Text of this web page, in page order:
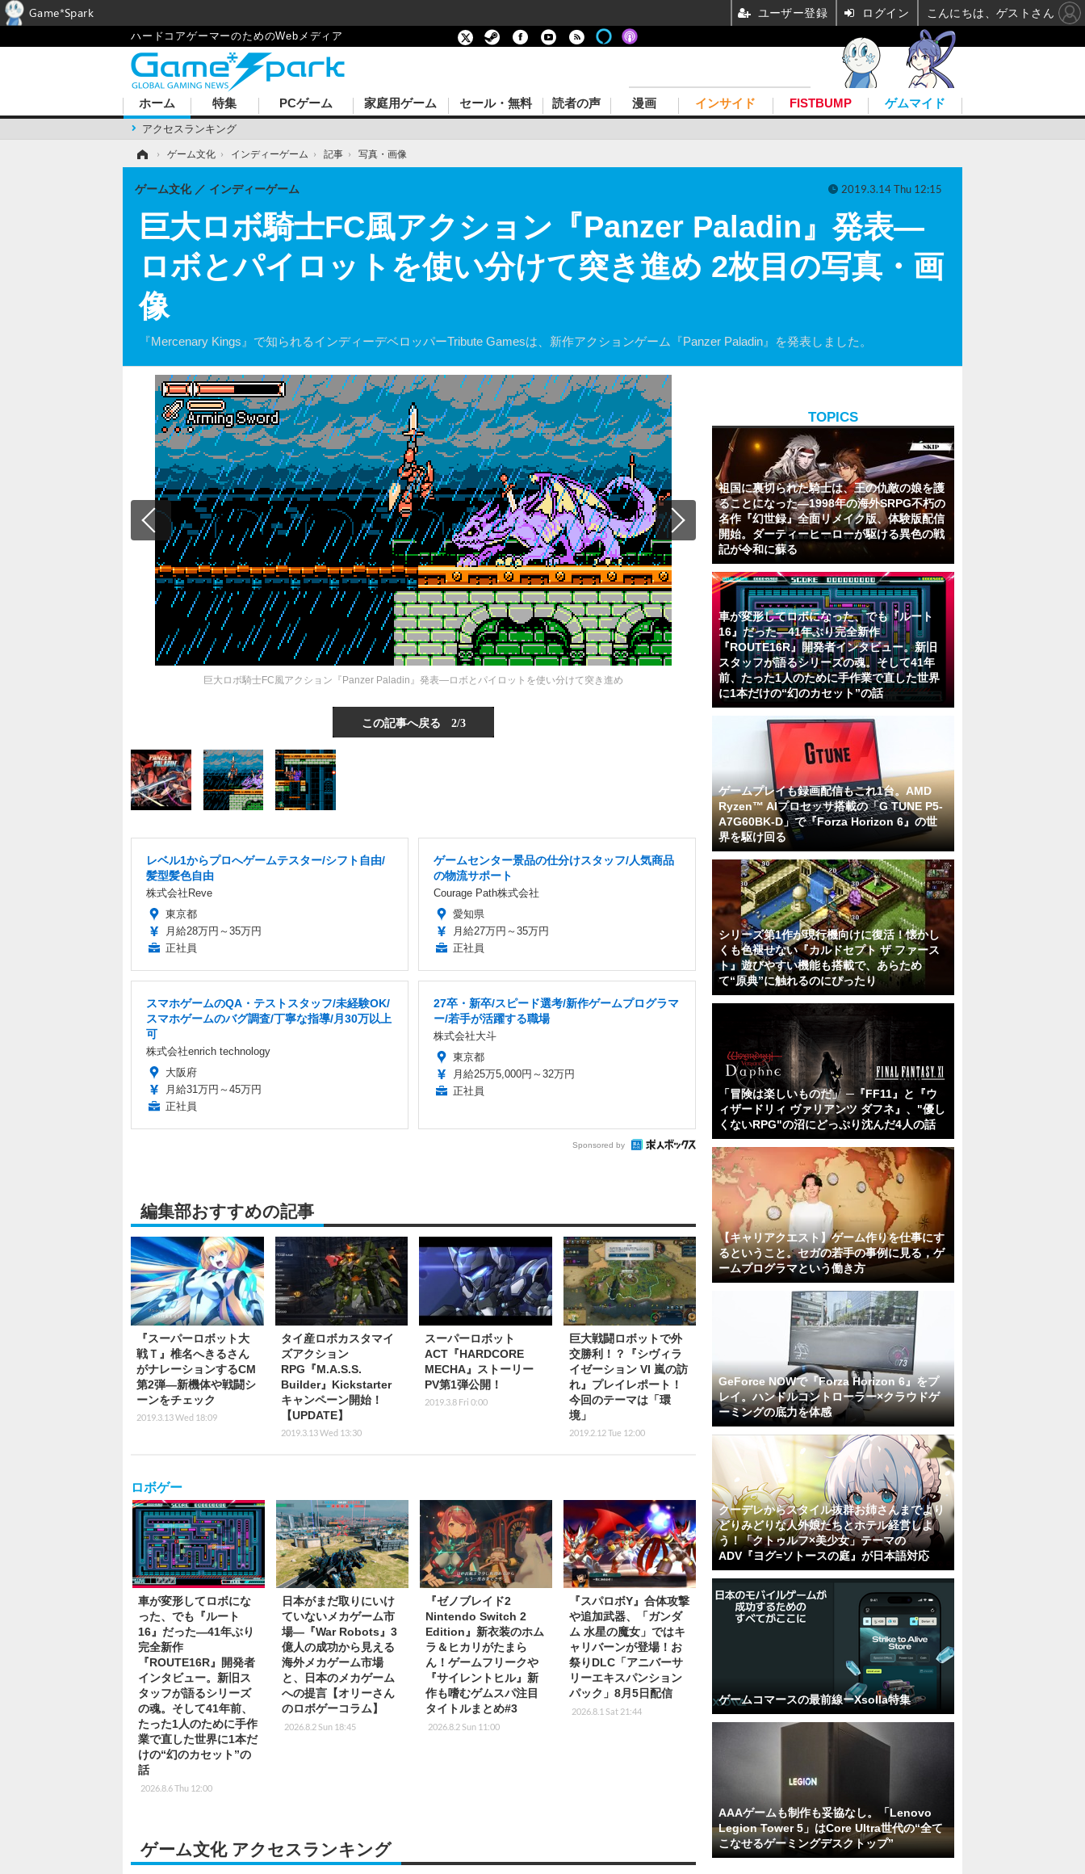
ハードコアゲーマーのためのWebメディア
ホーム
アクセスランキング
特集 PCゲーム 家庭用ゲーム セール・無料 読者の声 漫画 インサイド FISTBUMP ゲムマイド
› ゲーム文化 › インディーゲーム › 記事 › 写真・画像
巨大ロボ騎士FC風アクション『Panzer Paladin』発表―
ロボとパイロットを使い分けて突き進め 2枚目の写真・画
像
『Mercenary Kings』で知られるインディーデベロッパーTribute Gamesは、新作アクションゲーム『Panzer Paladin』を発表しました。
ゲーム文化 インディーゲーム 2019.3.14 Thu 12:15
巨大ロボ騎士FC風アクション『Panzer Paladin』発表―ロボとパイロットを使い分けて突き進め
この記事へ戻る 2/3
レベル1からプロへゲームテスター/シフト自由/
髪型髪色自由
株式会社Reve
東京都
月給28万円～35万円
正社員
ゲームセンター景品の仕分けスタッフ/人気商品
の物流サポート
Courage Path株式会社
愛知県
月給27万円～35万円
正社員
スマホゲームのQA・テストスタッフ/未経験OK/
スマホゲームのバグ調査/丁寧な指導/月30万以上
可
株式会社enrich technology
大阪府
月給31万円～45万円
正社員
27卒・新卒/スピード選考/新作ゲームプログラマ
ー/若手が活躍する職場
株式会社大斗
東京都
月給25万5,000円～32万円
正社員
Sponsored by
編集部おすすめの記事
『スーパーロボット大
戦Ｔ』椎名へきるさん
がナレーションするCM
第2弾―新機体や戦闘シ
ーンをチェック
2019.3.13 Wed 18:09
タイ産ロボカスタマイ
ズアクション
RPG『M.A.S.S.
Builder』Kickstarter
キャンペーン開始！
【UPDATE】
2019.3.13 Wed 13:30
スーパーロボット
ACT『HARDCORE
MECHA』ストーリー
PV第1弾公開！
2019.3.8 Fri 0:00
巨大戦闘ロボットで外
交勝利！？『シヴィラ
イゼーション VI 嵐の訪
れ』プレイレポート！
今回のテーマは「環
境」
2019.2.12 Tue 12:00
ロボゲー
車が変形してロボにな
った、でも『ルート
16』だった―41年ぶり
完全新作
『ROUTE16R』開発者
インタビュー。新旧ス
タッフが語るシリーズ
の魂。そして41年前、
たった1人のために手作
業で直した世界に1本だ
けの“幻のカセット”の
話
2026.8.6 Thu 12:00
日本がまだ取りにいけ
ていないメカゲーム市
場―『War Robots』3
億人の成功から見える
海外メカゲーム市場
と、日本のメカゲーム
への提言【オリーさん
のロボゲーコラム】
2026.8.2 Sun 18:45
『ゼノブレイド2
Nintendo Switch 2
Edition』新衣装のホム
ラ＆ヒカリがたまら
ん！ゲームフリークや
『サイレントヒル』新
作も嗜むゲムスパ注目
タイトルまとめ#3
2026.8.2 Sun 11:00
『スパロボY』合体攻撃
や追加武器、「ガンダ
ム 水星の魔女」ではキ
ャリバーンが登場！お
祭りDLC「アニバーサ
リーエキスパンション
パック」8月5日配信
2026.8.1 Sat 21:44
ゲーム文化 アクセスランキング
TOPICS
祖国に裏切られた騎士は、王の仇敵の娘を護
ることになった―1998年の海外SRPG不朽の
名作『幻世録』全面リメイク版、体験版配信
開始。ダーティーヒーローが駆ける異色の戦
記が令和に蘇る
車が変形してロボになった、でも『ルート
16』だった―41年ぶり完全新作
『ROUTE16R』開発者インタビュー。新旧
スタッフが語るシリーズの魂。そして41年
前、たった1人のために手作業で直した世界
に1本だけの“幻のカセット”の話
ゲームプレイも録画配信もこれ1台。AMD
Ryzen™ AIプロセッサ搭載の「G TUNE P5-
A7G60BK-D」で『Forza Horizon 6』の世
界を駆け回る
シリーズ第1作が現行機向けに復活！懐かし
くも色褪せない『カルドセプト ザ ファース
ト』遊びやすい機能も搭載で、あらため
て“原典”に触れるのにぴったり
「冒険は楽しいものだ」 ─『FF11』と『ウ
ィザードリィ ヴァリアンツ ダフネ』、"優し
くないRPG"の沼にどっぷり沈んだ4人の話
【キャリアクエスト】ゲーム作りを仕事にす
るということ。セガの若手の事例に見る，ゲ
ームプログラマという働き方
GeForce NOWで『Forza Horizon 6』をプ
レイ。ハンドルコントローラー×クラウドゲ
ーミングの底力を体感
クーデレからスタイル抜群お姉さんまでより
どりみどりな人外娘たちとホテル経営しよ
う！「クトゥルフ×美少女」テーマの
ADV『ヨグ=ソトースの庭』が日本語対応
ゲームコマースの最前線ーXsolla特集
AAAゲームも制作も妥協なし。「Lenovo
Legion Tower 5」はCore Ultra世代の“全て
こなせるゲーミングデスクトップ”
Game*Spark ユーザー登録 ログイン こんにちは、ゲストさん